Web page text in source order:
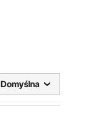
Domyślna